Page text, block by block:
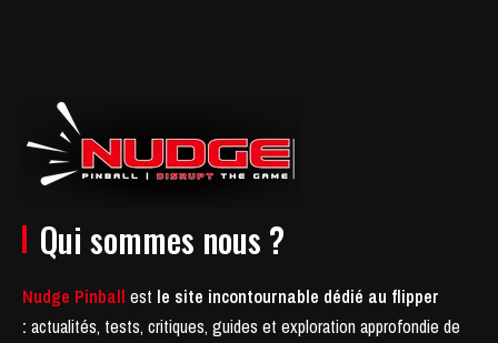
Qui sommes nous ?
Nudge Pinball est le site incontournable dédié au flipper
: actualités, tests, critiques, guides et exploration approfondie de